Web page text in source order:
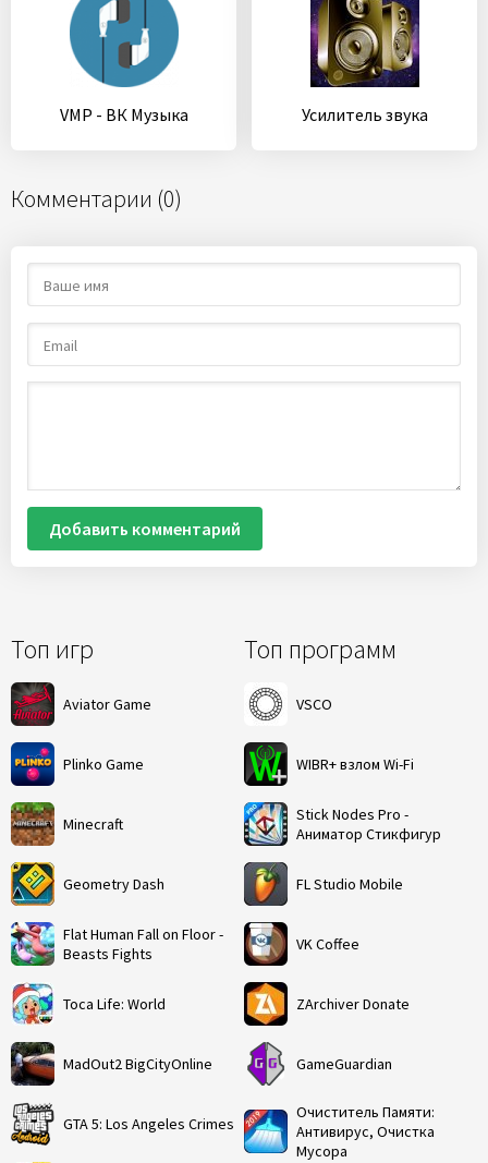
Топ игр
Aviator Game
Plinko Game
Minecraft
Geometry Dash
Flat Human Fall on Floor -
Beasts Fights
Toca Life: World
MadOut2 BigCityOnline
GTA 5: Los Angeles Crimes
Топ программ
VSCO
WIBR+ взлом Wi-Fi
Stick Nodes Pro -
Аниматор Стикфигур
FL Studio Mobile
VK Coffee
ZArchiver Donate
GameGuardian
Очиститель Памяти:
Антивирус, Очистка
Мусора
VMP - ВК Музыка Усилитель звука
Комментарии (0)
Добавить комментарий